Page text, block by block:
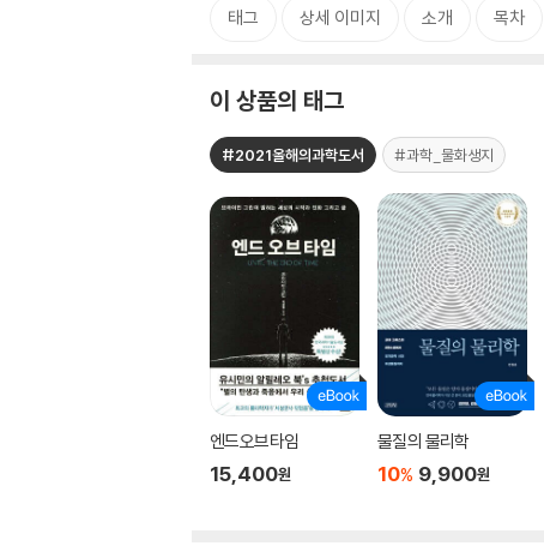
태그 상세 이미지 소개 목차
이 상품의 태그
#2021올해의과학도서 #과학_물화생지
엔드오브타임
15,400원
물질의 물리학
10% 9,900원